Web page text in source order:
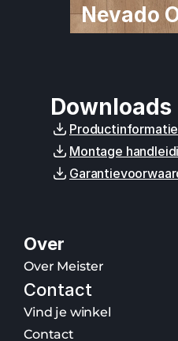
Nevado
Downloads
Montage
Over
Over Meister
Contact
Vind je winkel
Contact